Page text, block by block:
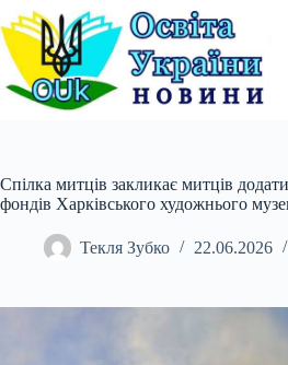
Перейти
до
вмісту
Спілка митців закликає митців
фондів Харківського художнього
Текля Зубко 22.06.2026